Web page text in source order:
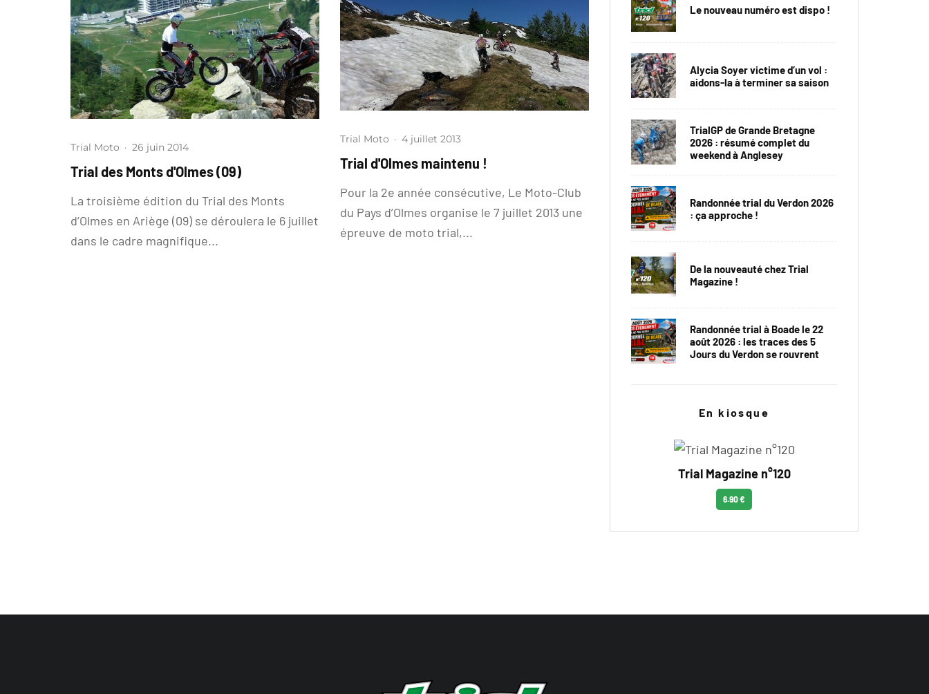
Trial Moto · 26 juin 2014
Trial des Monts d'Olmes (09)
La troisième édition du Trial des Monts
d’Olmes en Ariège (09) se déroulera le 6 juillet
dans le cadre magnifique...
Trial Moto · 4 juillet 2013
Trial d'Olmes maintenu !
Pour la 2e année consécutive, Le Moto-Club
du Pays d’Olmes organise le 7 juillet 2013 une
épreuve de moto trial,...
Le nouveau numéro est dispo !
Alycia Soyer victime d’un vol :
aidons-la à terminer sa saison
TrialGP de Grande Bretagne
2026 : résumé complet du
weekend à Anglesey
Randonnée trial du Verdon 2026
: ça approche !
De la nouveauté chez Trial
Magazine !
Randonnée trial à Boade le 22
août 2026 : les traces des 5
Jours du Verdon se rouvrent
En kiosque
Trial Magazine n°120
6.90 €